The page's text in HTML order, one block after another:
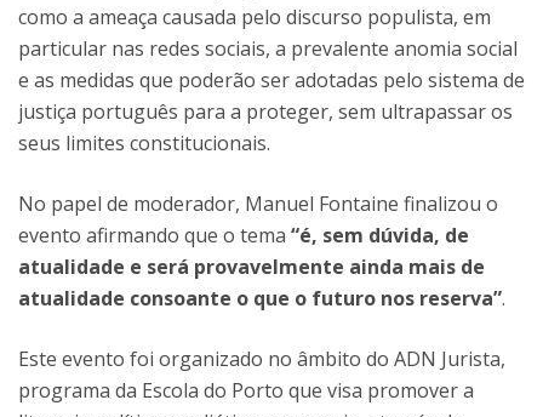
como a ameaça causada pelo discurso populista, em
particular nas redes sociais, a prevalente anomia social
e as medidas que poderão ser adotadas pelo sistema de
justiça português para a proteger, sem ultrapassar os
seus limites constitucionais.
No papel de moderador, Manuel Fontaine finalizou o
evento afirmando que o tema “é, sem dúvida, de
atualidade e será provavelmente ainda mais de
atualidade consoante o que o futuro nos reserva”.
Este evento foi organizado no âmbito do ADN Jurista,
programa da Escola do Porto que visa promover a